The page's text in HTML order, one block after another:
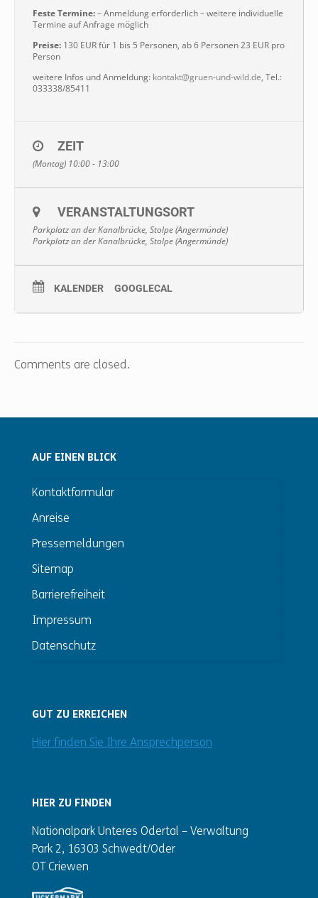
Feste Termine:– Anmeldung erforderlich – weitere individuelle
Termine auf Anfrage möglich
Preise: 130 EUR für 1 bis 5 Personen, ab 6 Personen 23 EUR pro
Person
weitere Infos und Anmeldung: kontakt@gruen-und-wild.de, Tel.:
033338/85411
ZEIT
(Montag) 10:00 - 13:00
VERANSTALTUNGSORT
Parkplatz an der Kanalbrücke, Stolpe (Angermünde)
Parkplatz an der Kanalbrücke, Stolpe (Angermünde)
KALENDER GOOGLECAL
Comments are closed.
AUF EINEN BLICK
Kontaktformular
Anreise
Pressemeldungen
Sitemap
Barrierefreiheit
Impressum
Datenschutz
GUT ZU ERREICHEN
Hier finden Sie Ihre Ansprechperson
HIER ZU FINDEN
Nationalpark Unteres Odertal – Verwaltung
Park 2, 16303 Schwedt/Oder
OT Criewen